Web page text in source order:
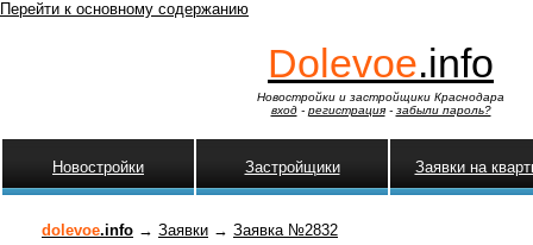
Перейти к основному содержанию
Dolevoe.info
Новостройки и застройщики Краснодара
вход- регистрация- забыли пароль?
Новостройки Застройщики Заявки на
dolevoe.info → Заявки → Заявка №2832